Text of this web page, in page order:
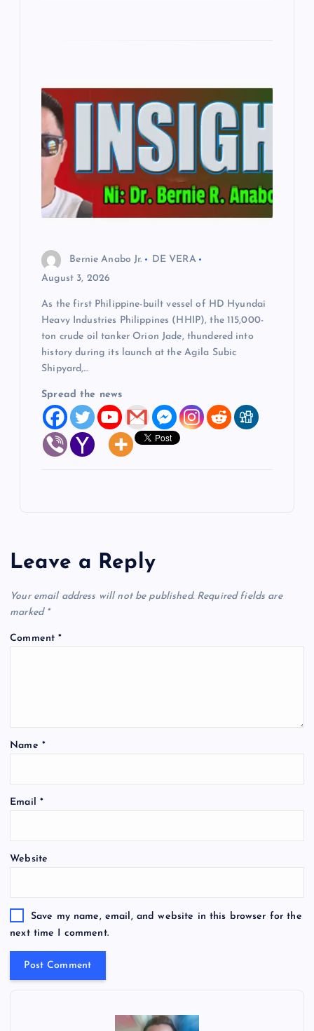
Bernie Anabo Jr.
DE VERA
August 3, 2026
As the first Philippine-built vessel of HD Hyundai
Heavy Industries Philippines (HHIP), the 115,000-
ton crude oil tanker Orion Jade, thundered into
history during its launch at the Agila Subic
Shipyard,…
Spread the news
Leave a Reply
Your email address will not be published. Required fields are
marked *
Comment*
Name *
Email *
Website
Save my name, email, and website in this browser for the
next time I comment.